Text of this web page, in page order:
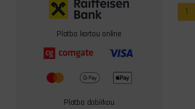
Platba kartou online
Platba dobírkou
1